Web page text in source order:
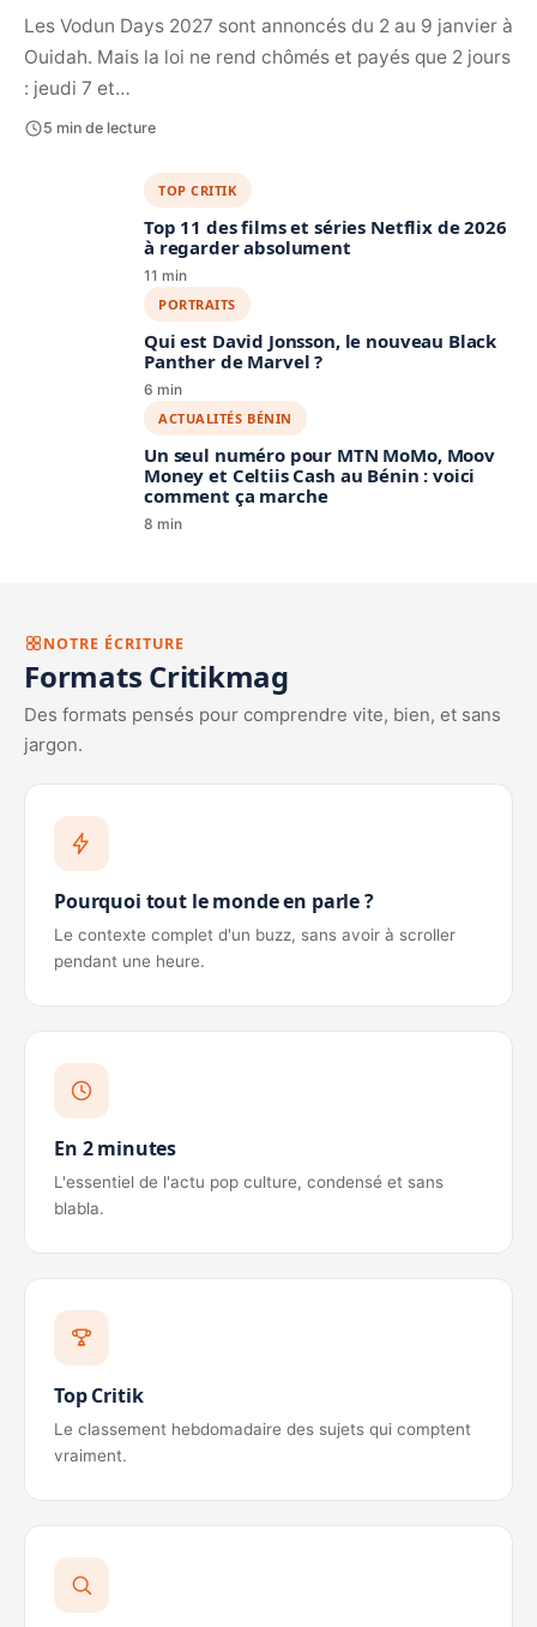
Les Vodun Days 2027 sont annoncés du 2 au 9 janvier à
Ouidah. Mais la loi ne rend chômés et payés que 2 jours
: jeudi 7 et…
5 min de lecture
TOP CRITIK
Top 11 des films et séries Netflix de 2026
à regarder absolument
11 min
PORTRAITS
Qui est David Jonsson, le nouveau Black
Panther de Marvel ?
6 min
ACTUALITÉS BÉNIN
Un seul numéro pour MTN MoMo, Moov
Money et Celtiis Cash au Bénin : voici
comment ça marche
8 min
NOTRE ÉCRITURE
Formats Critikmag
Des formats pensés pour comprendre vite, bien, et sans
jargon.
Pourquoi tout le monde en parle ?
Le contexte complet d'un buzz, sans avoir à scroller
pendant une heure.
En 2 minutes
L'essentiel de l'actu pop culture, condensé et sans
blabla.
Top Critik
Le classement hebdomadaire des sujets qui comptent
vraiment.